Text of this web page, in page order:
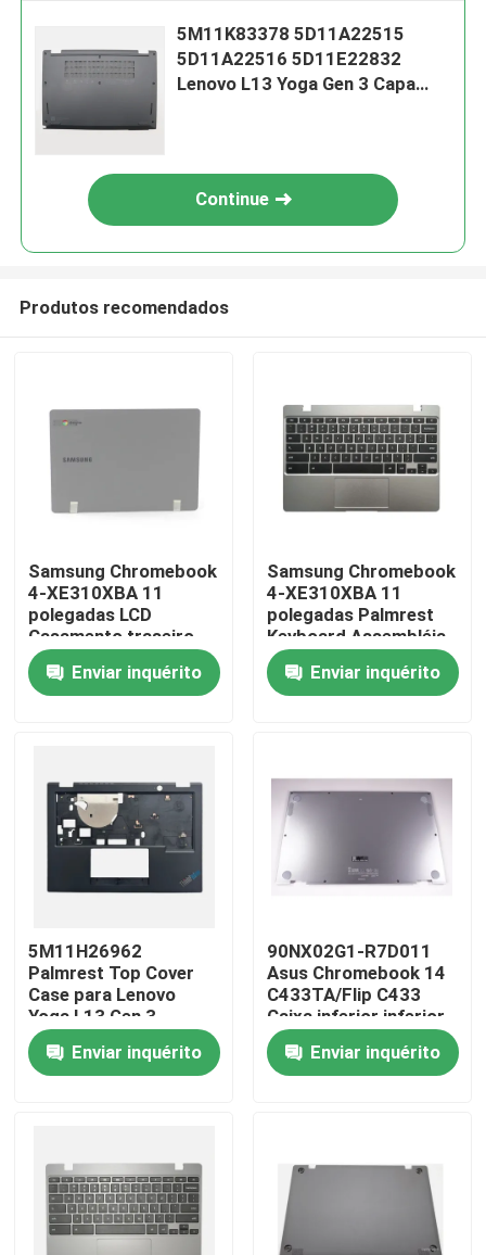
Casa
Quem Somos
Produtos
Vídeos
Substituição do painel LCD de Lenovo
Substituição do painel LCD de Dell
Substituição do painel LCD de Acer
Substituição do painel LCD de Macbook
5M11K83378 5D11A22515
5D11A22516 5D11E22832
Lenovo L13 Yoga Gen 3 Capa
Continue
Produtos recomendados
Samsung Chromebook
4-XE310XBA 11
polegadas LCD
Casamento traseiro
Cobertura cinza
escuro BA98-01974B
Enviar inquérito
Samsung Chromebook
4-XE310XBA 11
polegadas Palmrest
Keyboard Assembléia
Prata BA98-01976A
BA61-03989A
Enviar inquérito
5M11H26962
Palmrest Top Cover
Case para Lenovo
Yoga L13 Gen 3
Enviar inquérito
90NX02G1-R7D011
Asus Chromebook 14
C433TA/Flip C433
Caixa inferior inferior
prateada
Enviar inquérito